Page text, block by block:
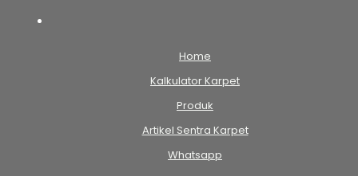
Home
Kalkulator Karpet
Produk
Artikel Sentra Karpet
Whatsapp